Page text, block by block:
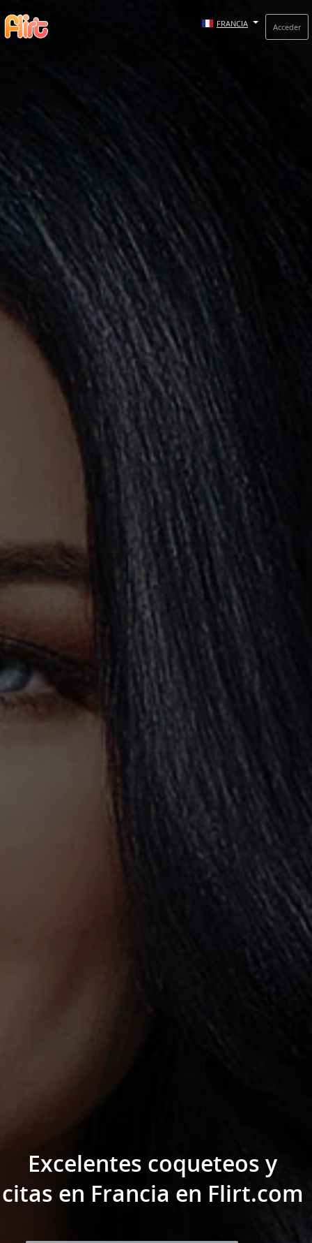
FRANCIA Acceder
Excelentes coqueteos y
citas en Francia en Flirt.com